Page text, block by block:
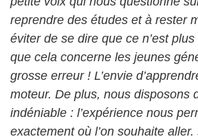
reprendre des études et à rester
éviter de se dire que ce n’est
que cela concerne les jeunes
grosse erreur ! L’envie
moteur. De plus, nous disposons
indéniable : l’expérience nous
exactement où l’on souhaite aller.